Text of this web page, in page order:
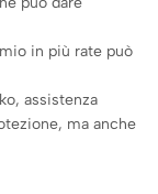
in più rate può
assistenza
ma anche